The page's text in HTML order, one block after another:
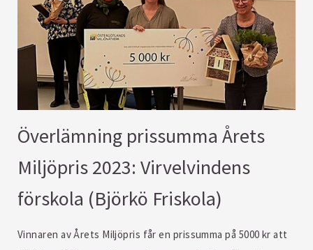
Överlämning prissumma ​Årets
Miljöpris 2023: Virvelvindens
förskola (Björkö Friskola)
Vinnaren av Årets Miljöpris får en prissumma på 5000 kr att